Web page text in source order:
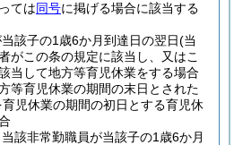
ては同号に掲げる場合に該当する
該子の1歳6か月到達日の翌日(当
がこの条の規定に該当し、又はこ
当して地方等育児休業をする場合
等育児休業の期間の末日とされた
育児休業の期間の初日とする育児休
該非常勤職員が当該子の1歳6か月